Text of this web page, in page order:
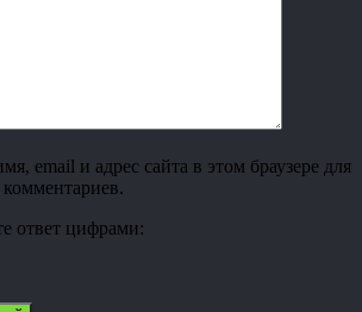
email и адрес сайта в этом браузере для
ответ цифрами: